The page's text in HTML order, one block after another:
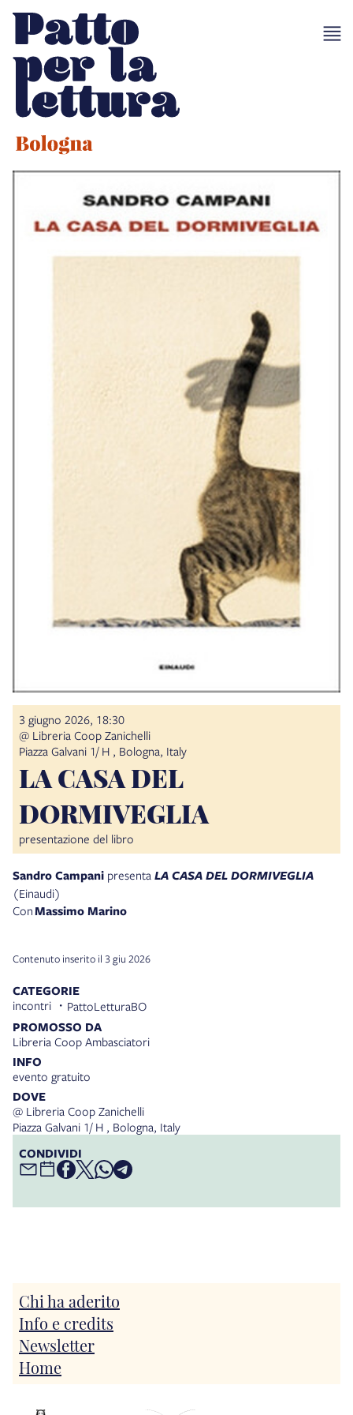
3 giugno 2026, 18:30
@ Libreria Coop Zanichelli
Piazza Galvani 1/ H , Bologna, Italy
LA CASA DEL
DORMIVEGLIA
presentazione del libro
Sandro Campani presenta LA CASA DEL DORMIVEGLIA
(Einaudi)
ConMassimo Marino
CATEGORIE
incontri PattoLetturaBO
PROMOSSO DA
Libreria Coop Ambasciatori
INFO
evento gratuito
DOVE
@ Libreria Coop Zanichelli
Piazza Galvani 1/ H , Bologna, Italy
CONDIVIDI
Contenuto inserito il 3 giu 2026
Chi ha aderito
Info e credits
Newsletter
Home